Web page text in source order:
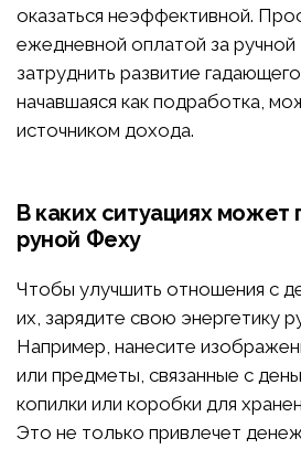
оказаться неэффективной.
ежедневной оплатой за ручной
затруднить развитие
начавшаяся как подработка,
источником дохода.
В каких ситуациях может
руной Феху
Чтобы улучшить отношения с
их, зарядите свою энергетику
Например, нанесите
или предметы, связанные с
копилки или коробки для
Это не только привлечет